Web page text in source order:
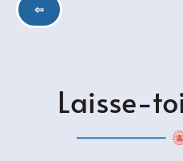
⇦
Laisse-